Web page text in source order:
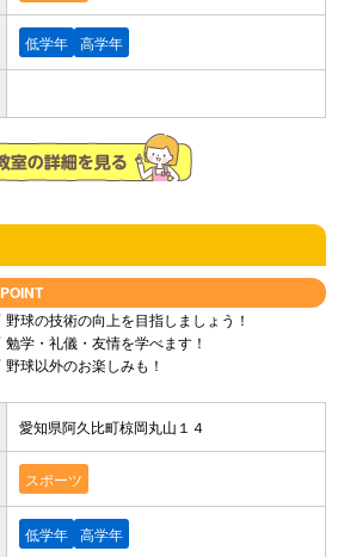
低学年 高学年
POINT
野球の技術の向上を目指しましょう！
勉学・礼儀・友情を学べます！
野球以外のお楽しみも！
愛知県阿久比町椋岡丸山１４
スポーツ
低学年 高学年